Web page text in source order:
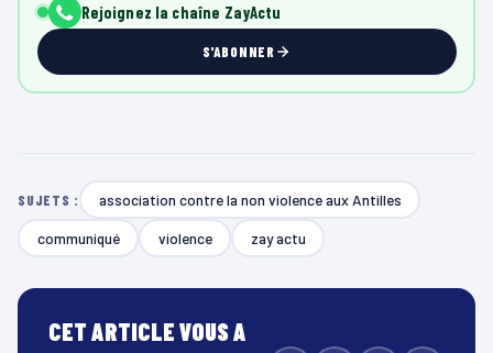
Rejoignez la chaîne ZayActu
S'ABONNER
SUJETS : association contre la non violence aux Antilles
communiqué violence zay actu
CET ARTICLE VOUS A